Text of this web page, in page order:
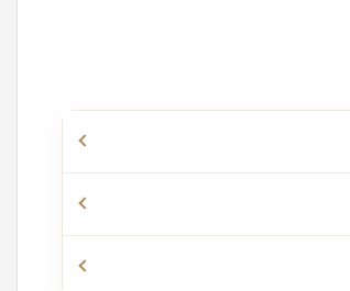
دستبند طلا و چرم مردانهمثل دستبند مردانه طلا
های مختلف مردانه هماهنگ می شوند و حس اعتماد